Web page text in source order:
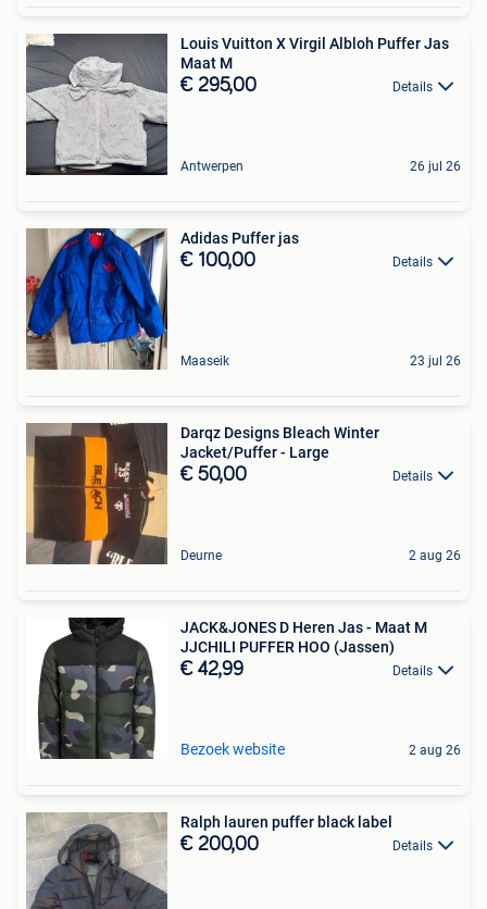
Louis Vuitton X Virgil Albloh Puffer Jas
Maat M
€ 295,00 Details
Antwerpen 26 jul 26
Adidas Puffer jas
€ 100,00 Details
Maaseik 23 jul 26
Darqz Designs Bleach Winter
Jacket/Puffer - Large
€ 50,00 Details
Deurne 2 aug 26
JACK&JONES D Heren Jas - Maat M
JJCHILI PUFFER HOO (Jassen)
€ 42,99 Details
Bezoek website 2 aug 26
Ralph lauren puffer black label
€ 200,00 Details